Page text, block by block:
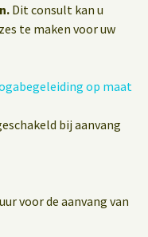
Dit consult kan u
te maken voor uw
op maat
bij aanvang
voor de aanvang van